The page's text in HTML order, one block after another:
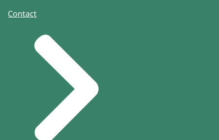
Contact